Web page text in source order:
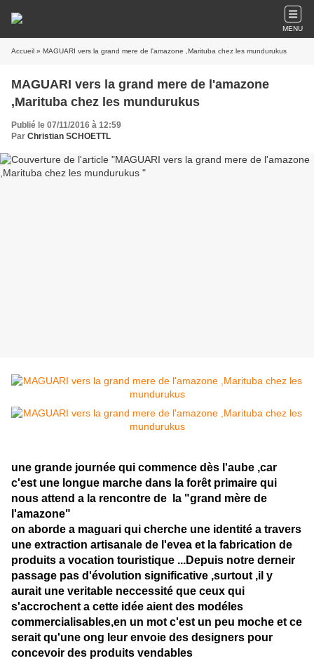
MENU
Accueil » MAGUARI vers la grand mere de l'amazone ,Marituba chez les mundurukus
MAGUARI vers la grand mere de l'amazone
,Marituba chez les mundurukus
Publié le 07/11/2016 à 12:59
Par Christian SCHOETTL
une grande journée qui commence dès l'aube ,car
c'est une longue marche dans la forêt primaire qui
nous attend a la rencontre de la "grand mère de
l'amazone"
on aborde a maguari qui cherche une identité a travers
une extraction artisanale de l'evea et la fabrication de
produits a vocation touristique ...Depuis notre derneir
passage pas d'évolution significative ,surtout ,il y
aurait une veritable neccessité que ceux qui
s'accrochent a cette idée aient des modéles
commercialisables,en un mot c'est un peu moche et ce
serait qu'une ong leur envoie des designers pour
concevoir des produits vendables